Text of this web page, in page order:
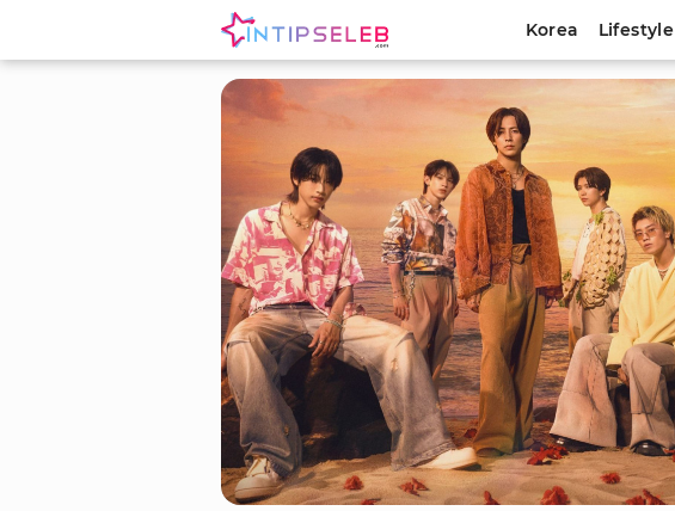
Korea Lifestyle